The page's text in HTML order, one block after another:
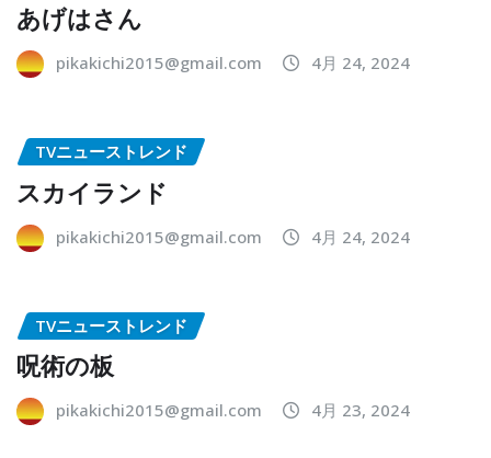
あげはさん
pikakichi2015@gmail.com 4月 24, 2024
TVニューストレンド
スカイランド
pikakichi2015@gmail.com 4月 24, 2024
TVニューストレンド
呪術の板
pikakichi2015@gmail.com 4月 23, 2024